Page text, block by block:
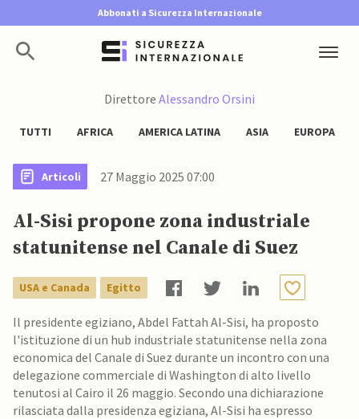
Abbonati a Sicurezza Internazionale
Direttore Alessandro Orsini
TUTTI AFRICA AMERICA LATINA ASIA EUROPA
Articoli 27 Maggio 2025 07:00
Al-Sisi propone zona industriale
statunitense nel Canale di Suez
USA e Canada Egitto
Il presidente egiziano, Abdel Fattah Al-Sisi, ha proposto
l'istituzione di un hub industriale statunitense nella zona
economica del Canale di Suez durante un incontro con una
delegazione commerciale di Washington di alto livello
tenutosi al Cairo il 26 maggio. Secondo una dichiarazione
rilasciata dalla presidenza egiziana, Al-Sisi ha espresso